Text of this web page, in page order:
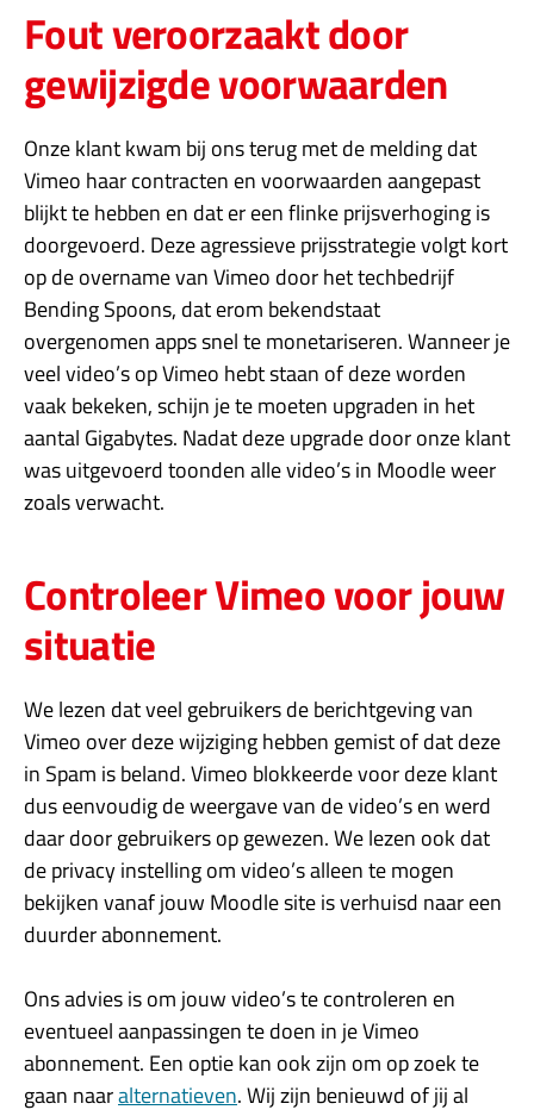
Fout veroorzaakt door
gewijzigde voorwaarden
Onze klant kwam bij ons terug met de melding dat
Vimeo haar contracten en voorwaarden aangepast
blijkt te hebben en dat er een flinke prijsverhoging is
doorgevoerd. Deze agressieve prijsstrategie volgt kort
op de overname van Vimeo door het techbedrijf
Bending Spoons, dat erom bekendstaat
overgenomen apps snel te monetariseren. Wanneer je
veel video’s op Vimeo hebt staan of deze worden
vaak bekeken, schijn je te moeten upgraden in het
aantal Gigabytes. Nadat deze upgrade door onze klant
was uitgevoerd toonden alle video’s in Moodle weer
zoals verwacht.
Controleer Vimeo voor jouw
situatie
We lezen dat veel gebruikers de berichtgeving van
Vimeo over deze wijziging hebben gemist of dat deze
in Spam is beland. Vimeo blokkeerde voor deze klant
dus eenvoudig de weergave van de video’s en werd
daar door gebruikers op gewezen. We lezen ook dat
de privacy instelling om video’s alleen te mogen
bekijken vanaf jouw Moodle site is verhuisd naar een
duurder abonnement.
Ons advies is om jouw video’s te controleren en
eventueel aanpassingen te doen in je Vimeo
abonnement. Een optie kan ook zijn om op zoek te
gaan naaralternatieven. Wij zijn benieuwd of jij al